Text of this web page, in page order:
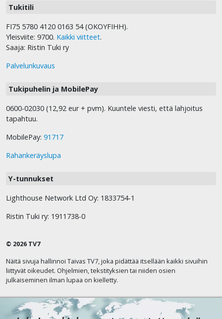
Tukitili
FI75 5780 4120 0163 54 (OKOYFIHH).
Yleisviite: 9700. Kaikki viitteet.
Saaja: Ristin Tuki ry
Palvelunkuvaus
Tukipuhelin ja MobilePay
0600-02030 (12,92 eur + pvm). Kuuntele viesti, että lahjoitus
tapahtuu.
MobilePay: 91717
Rahankeräyslupa
Y-tunnukset
Lighthouse Network Ltd Oy: 1833754-1
Ristin Tuki ry: 1911738-0
© 2026 TV7
Näitä sivuja hallinnoi Taivas TV7, joka pidättää itsellään kaikki sivuihin
liittyvät oikeudet. Ohjelmien, tekstityksien tai niiden osien
julkaiseminen ilman lupaa on kielletty.